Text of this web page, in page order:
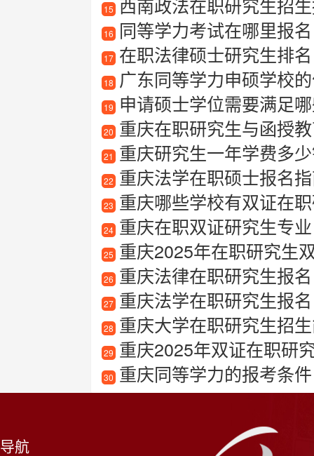
15
16 同等学力考试在哪里报
17 在职法律硕士研究生排名
18 广东同等学力申硕学校
19 申请硕士学位需要满足哪些
20 重庆在职研究生与函授
21 重庆研究生一年学费多
22 重庆法学在职硕士报名
23 重庆哪些学校有双证在
24 重庆在职双证研究生专业
25 重庆2025年在职研究生
26 重庆法律在职研究生报名
27 重庆法学在职研究生报名
28 重庆大学在职研究生招
29 重庆2025年双证在职研
30 重庆同等学力的报考条件
导航